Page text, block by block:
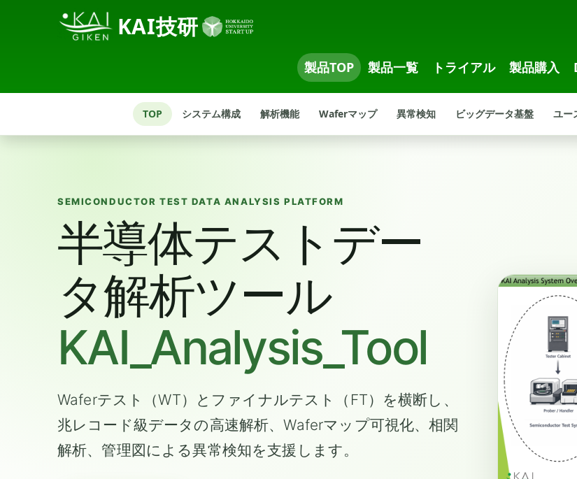
KAI技研
製品TOP 製品一覧 トライアル 製品購入
TOP システム構成 解析機能 Waferマップ 異常検知 ビッグデータ基盤 ユー
SEMICONDUCTOR TEST DATA ANALYSIS PLATFORM
半導体テストデー
タ解析ツール
KAI_Analysis_Tool
Waferテスト（WT）とファイナルテスト（FT）を横断し、
兆レコード級データの高速解析、Waferマップ可視化、相関
解析、管理図による異常検知を支援します。